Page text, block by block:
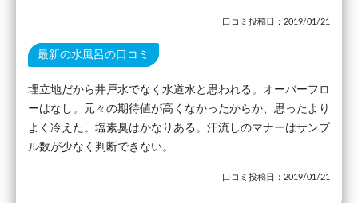
口コミ投稿日：2019/01/21
最新の水風呂の口コミ
埋立地だから井戸水でなく水道水と思われる。オーバーフロ
ーはなし。元々の期待値が高くなかったからか、思ったより
よく冷えた。塩素臭はかなりある。汗流しのマナーはサンプ
ル数が少なく判断できない。
口コミ投稿日：2019/01/21